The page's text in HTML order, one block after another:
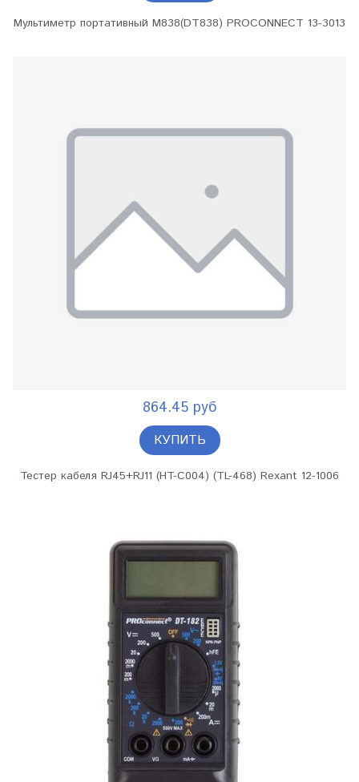
Мультиметр портативный M838(DT838) PROCONNECT 13-3013
864.45 руб
КУПИТЬ
Тестер кабеля RJ45+RJ11 (HT-C004) (TL-468) Rexant 12-1006